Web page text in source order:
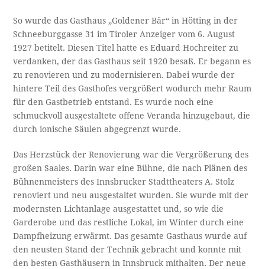
So wurde das Gasthaus „Goldener Bär“ in Hötting in der
Schneeburggasse 31 im Tiroler Anzeiger vom 6. August
1927 betitelt. Diesen Titel hatte es Eduard Hochreiter zu
verdanken, der das Gasthaus seit 1920 besaß. Er begann es
zu renovieren und zu modernisieren. Dabei wurde der
hintere Teil des Gasthofes vergrößert wodurch mehr Raum
für den Gastbetrieb entstand. Es wurde noch eine
schmuckvoll ausgestaltete offene Veranda hinzugebaut, die
durch ionische Säulen abgegrenzt wurde.
Das Herzstück der Renovierung war die Vergrößerung des
großen Saales. Darin war eine Bühne, die nach Plänen des
Bühnenmeisters des Innsbrucker Stadttheaters A. Stolz
renoviert und neu ausgestaltet wurden. Sie wurde mit der
modernsten Lichtanlage ausgestattet und, so wie die
Garderobe und das restliche Lokal, im Winter durch eine
Dampfheizung erwärmt. Das gesamte Gasthaus wurde auf
den neusten Stand der Technik gebracht und konnte mit
den besten Gasthäusern in Innsbruck mithalten. Der neue